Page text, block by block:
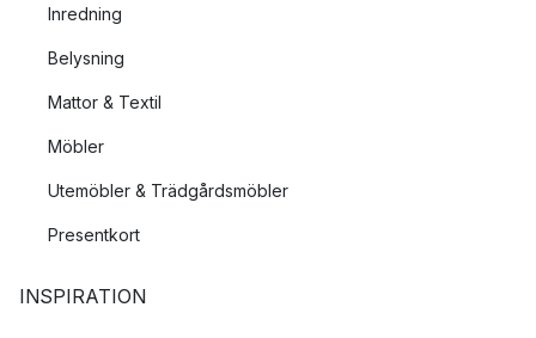
Inredning
Belysning
Mattor & Textil
Möbler
Utemöbler & Trädgårdsmöbler
Presentkort
INSPIRATION